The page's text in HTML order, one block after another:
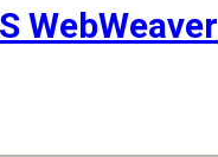
WebWeaver